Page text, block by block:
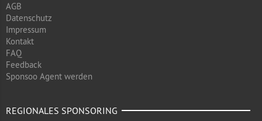
AGB
Datenschutz
Impressum
Kontakt
FAQ
Feedback
Sponsoo Agent werden
REGIONALES SPONSORING